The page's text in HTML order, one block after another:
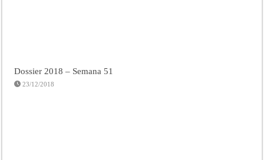
Dossier 2018 – Semana 51
23/12/2018